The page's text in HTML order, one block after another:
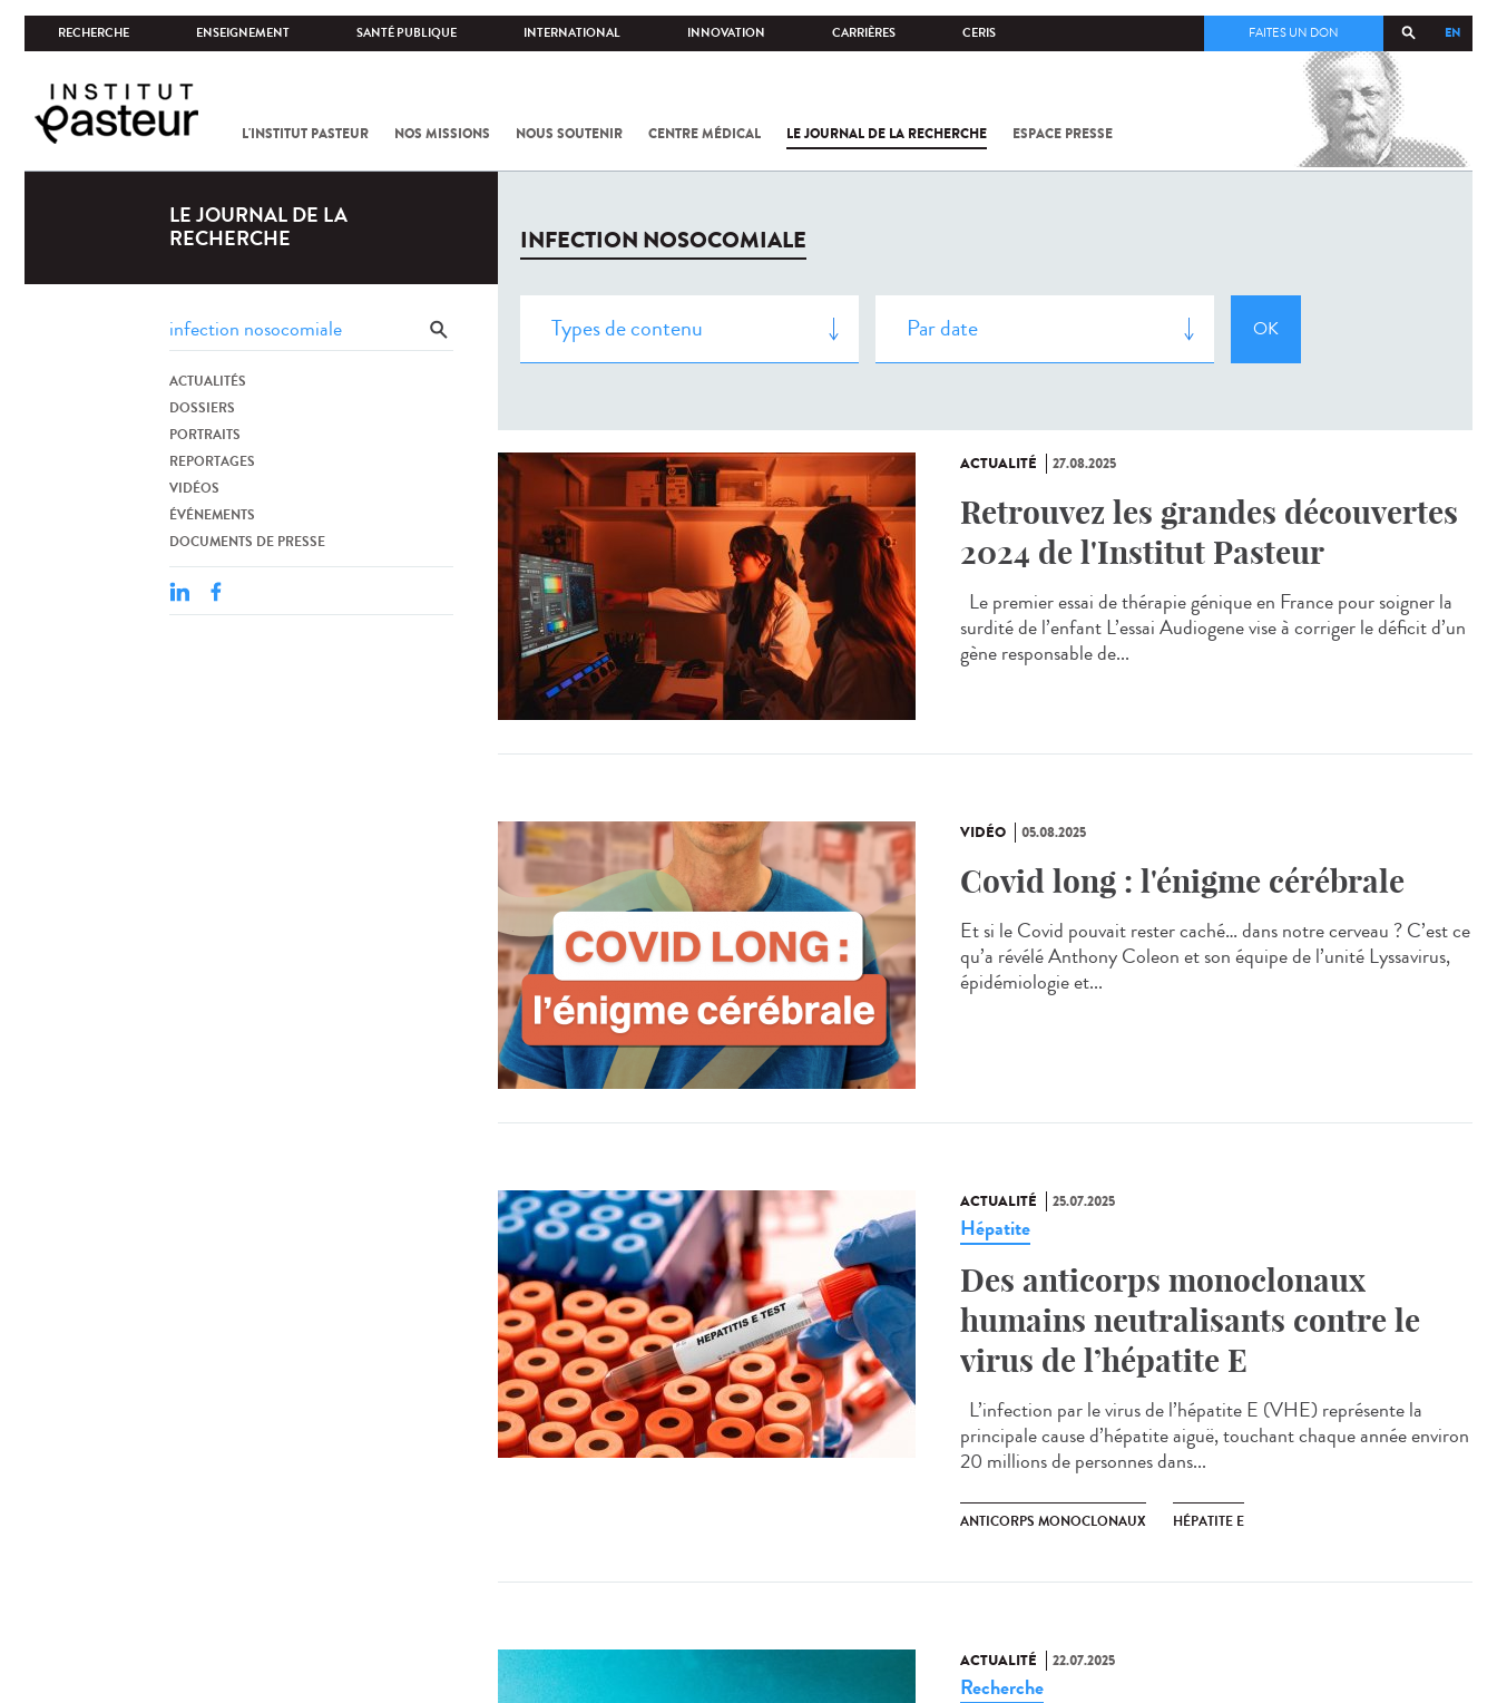
RECHERCHE ENSEIGNEMENT SANTÉ PUBLIQUE INTERNATIONAL INNOVATION CARRIÈRES CERIS EN
FAITES UN DON
L'INSTITUT PASTEUR NOS MISSIONS NOUS SOUTENIR CENTRE MÉDICAL LE JOURNAL DE LA RECHERCHE ESPACE PRESSE
COV-2 /
LE JOURNAL DE LA
RECHERCHE
ACTUALITÉS
DOSSIERS
PORTRAITS
REPORTAGES
VIDÉOS
ÉVÉNEMENTS
DOCUMENTS DE PRESSE
INFECTION NOSOCOMIALE
ACTUALITÉ 27.08.2025
Retrouvez les grandes découvertes
2024 de l'Institut Pasteur
Le premier essai de thérapie génique en France pour soigner la
surdité de l’enfant L’essai Audiogene vise à corriger le déficit d’un
gène responsable de...
VIDÉO 05.08.2025
Covid long : l'énigme cérébrale
Et si le Covid pouvait rester caché… dans notre cerveau ? C’est ce
qu’a révélé Anthony Coleon et son équipe de l’unité Lyssavirus,
épidémiologie et...
ACTUALITÉ 25.07.2025
Hépatite
Des anticorps monoclonaux
humains neutralisants contre le
virus de l’hépatite E
L’infection par le virus de l’hépatite E (VHE) représente la
principale cause d’hépatite aiguë, touchant chaque année environ
20 millions de personnes dans...
ANTICORPS MONOCLONAUX HÉPATITE E
ACTUALITÉ 22.07.2025
Recherche